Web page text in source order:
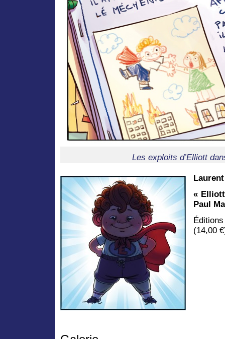
Les exploits d’Elliott
«
Paul
(14,00